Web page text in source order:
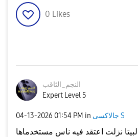
0 Likes
النجم_الثاقب
Expert Level 5
‎04-13-2026 01:54 PM in جالاكسى S
نزلت اعتقد فيه ناس مستخدماها